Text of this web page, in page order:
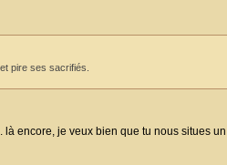
pire ses sacrifiés.
là encore, je veux bien que tu nous situes